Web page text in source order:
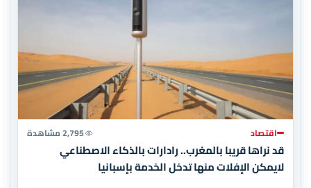
اقتصاد 2,795 مشاهدة
قد نراها قريبا بالمغرب.. رادارات بالذكاء الاصطناعي
لايمكن الإفلات منها تدخل الخدمة بإسبانيا